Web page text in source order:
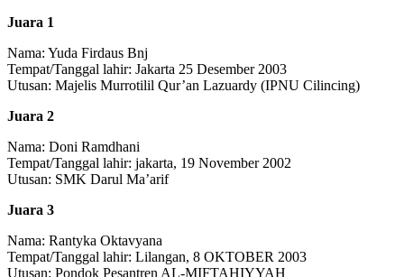
Juara 1
Nama: Yuda Firdaus Bnj
Tempat/Tanggal lahir: Jakarta 25 Desember 2003
Utusan: Majelis Murrotilil Qur’an Lazuardy (IPNU Cilincing)
Juara 2
Nama: Doni Ramdhani
Tempat/Tanggal lahir: jakarta, 19 November 2002
Utusan: SMK Darul Ma’arif
Juara 3
Nama: Rantyka Oktavyana
Tempat/Tanggal lahir: Lilangan, 8 OKTOBER 2003
Utusan: Pondok Pesantren AL-MIFTAHIYYAH